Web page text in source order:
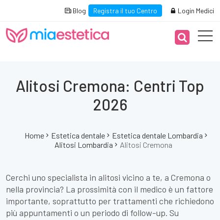
Blog Registra il tuo Centro Login Medici
Alitosi Cremona: Centri Top
2026
Home Estetica dentale
Estetica dentale Lombardia
Alitosi Lombardia
Alitosi Cremona
Cerchi uno specialista in alitosi vicino a te, a Cremona o
nella provincia? La prossimità con il medico è un fattore
importante, soprattutto per trattamenti che richiedono
più appuntamenti o un periodo di follow-up. Su